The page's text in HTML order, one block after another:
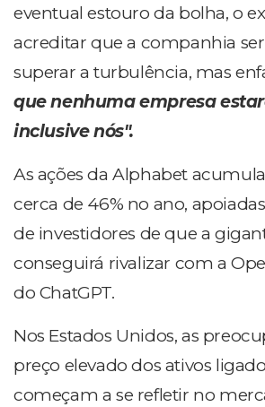
eventual estouro da bolha, o
acreditar que a companhia
superar a turbulência, mas
que nenhuma empresa
inclusive nós".
As ações da Alphabet
cerca de 46% no ano,
de investidores de que a
conseguirá rivalizar com a
do ChatGPT.
Nos Estados Unidos, as
preço elevado dos ativos
começam a se refletir no